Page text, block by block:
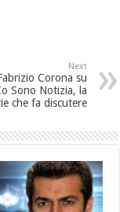
Next
Corona su
Sono Notizia, la
che fa discutere